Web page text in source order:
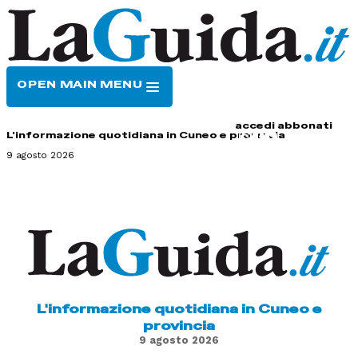
OPEN MAIN MENU
accedi abbonati
L'informazione quotidiana in Cuneo e provincia
9 agosto 2026
L'informazione quotidiana in Cuneo e
provincia
9 agosto 2026